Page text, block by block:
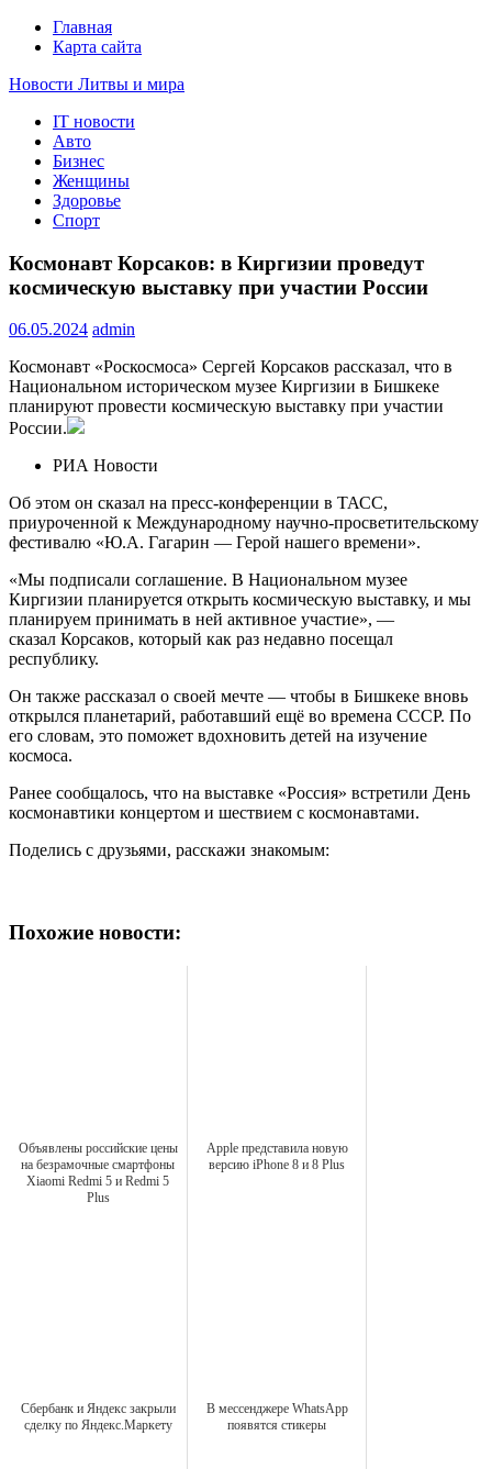
Главная
Карта сайта
Новости Литвы и мира
Свежие события и главные новости часа Литвы и мира на
портале EUROLITVA.RU
IT новости
Авто
Бизнес
Женщины
Здоровье
Спорт
Космонавт Корсаков: в Киргизии проведут
космическую выставку при участии России
06.05.2024 admin
Космонавт «Роскосмоса» Сергей Корсаков рассказал, что в
Национальном историческом музее Киргизии в Бишкеке
планируют провести космическую выставку при участии
России.
РИА Новости
Об этом он сказал на пресс-конференции в ТАСС,
приуроченной к Международному научно-просветительскому
фестивалю «Ю.А. Гагарин — Герой нашего времени».
«Мы подписали соглашение. В Национальном музее
Киргизии планируется открыть космическую выставку, и мы
планируем принимать в ней активное участие», —
сказал Корсаков, который как раз недавно посещал
республику.
Он также рассказал о своей мечте — чтобы в Бишкеке вновь
открылся планетарий, работавший ещё во времена СССР. По
его словам, это поможет вдохновить детей на изучение
космоса.
Ранее сообщалось, что на выставке «Россия» встретили День
космонавтики концертом и шествием с космонавтами.
Поделись с друзьями, расскажи знакомым:
Похожие новости:
Объявлены российские цены
на безрамочные смартфоны
Xiaomi Redmi 5 и Redmi 5
Plus
Apple представила новую
версию iPhone 8 и 8 Plus
Сбербанк и Яндекс закрыли
сделку по Яндекс.Маркету
В мессенджере WhatsApp
появятся стикеры